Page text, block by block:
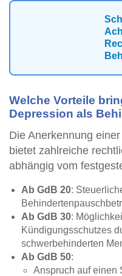
Welche Vorteile
Depression als
Die Anerkennung
bietet zahlreiche
abhängig vom
Ab GdB 20:
Ab GdB 30:
Kündigungsschutzes
schwerbehinderten
Ab GdB 50:
Anspruch auf einen